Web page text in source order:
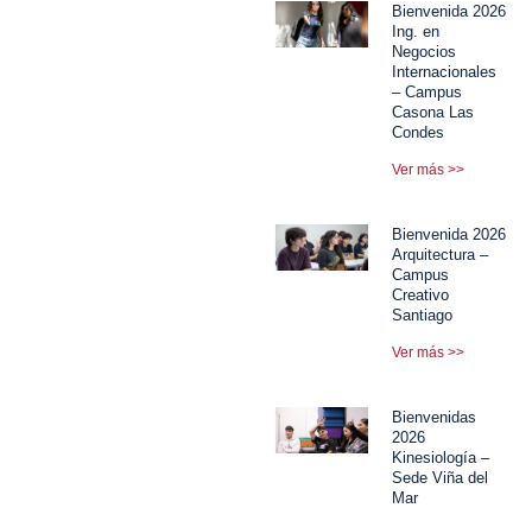
Bienvenida 2026
Ing. en
Negocios
Internacionales
– Campus
Casona Las
Condes
Ver más >>
Bienvenida 2026
Arquitectura –
Campus
Creativo
Santiago
Ver más >>
Bienvenidas
2026
Kinesiología –
Sede Viña del
Mar